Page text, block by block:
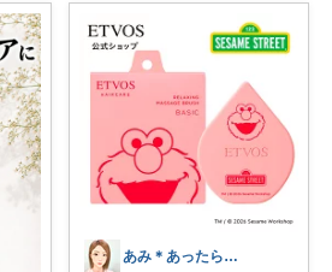
あみ＊あったら便利がたくさん🛒‼️✨